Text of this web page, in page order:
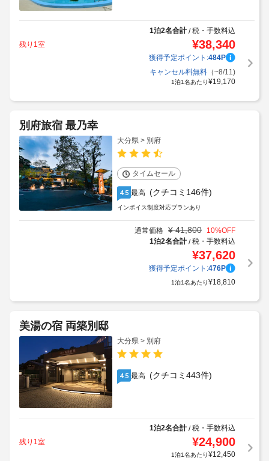
1泊2名合計/税・手数料込
残り1室
¥38,340
獲得予定ポイント:484P
キャンセル料無料（~8/11)
1泊1名あたり¥19,170
別府旅宿 最乃幸
大分県 > 別府
タイムセール
4.5 最高 (クチコミ146件)
インボイス制度対応プランあり
通常価格 ¥ 41,800 10%OFF
1泊2名合計/税・手数料込
¥37,620
獲得予定ポイント:476P
1泊1名あたり¥18,810
美湯の宿 両築別邸
大分県 > 別府
4.5 最高 (クチコミ443件)
1泊2名合計/税・手数料込
残り1室
¥24,900
1泊1名あたり¥12,450